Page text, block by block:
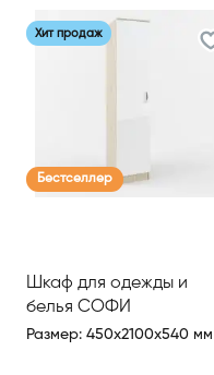
Хит продаж
Бестселлер
Шкаф для одежды и
белья СОФИ
Размер: 450x2100x540 мм